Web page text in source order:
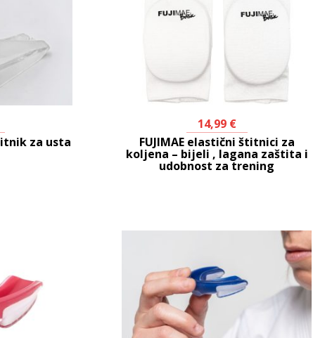
za usta
14,99 €
FUJIMAE elastični štitnici za
koljena – bijeli , lagana zaštita i
udobnost za trening